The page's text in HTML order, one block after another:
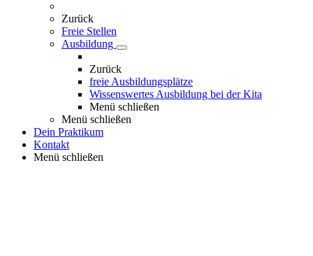
Zurück
Freie Stellen
Ausbildung
Zurück
freie Ausbildungsplätze
Wissenswertes Ausbildung bei der Kita
Menü schließen
Menü schließen
Dein Praktikum
Kontakt
Menü schließen